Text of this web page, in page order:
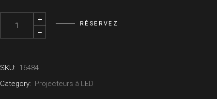
Kit 10x Par led EZ-BOX NOIR 4X15W - BOOMTONE DJ quantity
RÉSERVEZ
SKU: 16484
Category: Projecteurs à LED